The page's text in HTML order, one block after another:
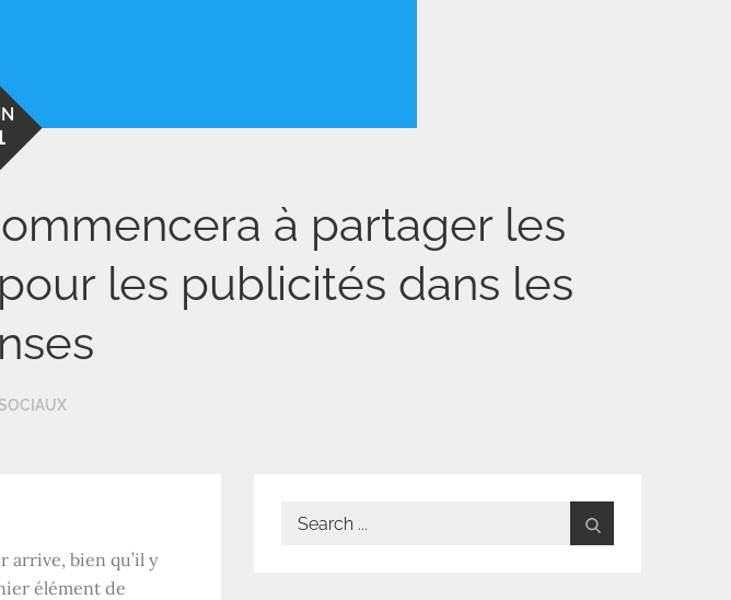
à partager les
les publicités dans les
arrive, bien qu’il y
élément de
Search